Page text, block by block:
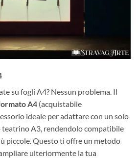
su fogli A4? Nessun problema. Il
A4 (acquistabile
ideale per adattare con un solo
teatrino A3, rendendolo compatibile
piccole. Questo ti offre un metodo
ulteriormente la tua